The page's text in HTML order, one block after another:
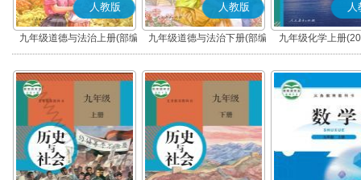
人教版
九年级道德与法治上册(部编
版)
人教版
九年级道德与法治下册(部编
版)
人
九年级化学上册